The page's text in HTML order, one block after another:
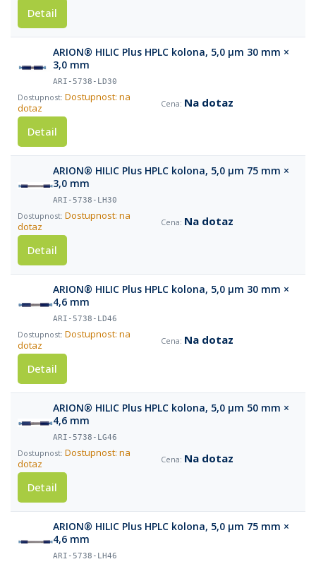
Detail
ARION® HILIC Plus HPLC kolona, 5,0 µm 30 mm ×
3,0 mm
ARI-5738-LD30
Dostupnost: na
dotaz
Na dotaz
Detail
ARION® HILIC Plus HPLC kolona, 5,0 µm 75 mm ×
3,0 mm
ARI-5738-LH30
Dostupnost: na
dotaz
Na dotaz
Detail
ARION® HILIC Plus HPLC kolona, 5,0 µm 30 mm ×
4,6 mm
ARI-5738-LD46
Dostupnost: na
dotaz
Na dotaz
Detail
ARION® HILIC Plus HPLC kolona, 5,0 µm 50 mm ×
4,6 mm
ARI-5738-LG46
Dostupnost: na
dotaz
Na dotaz
Detail
ARION® HILIC Plus HPLC kolona, 5,0 µm 75 mm ×
4,6 mm
ARI-5738-LH46